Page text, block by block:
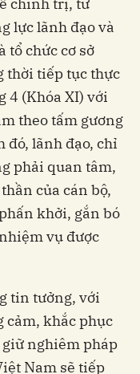
lực lãnh đạo và
tổ chức cơ sở
thời tiếp tục thực
4 (Khóa XI) với
theo tấm gương
đó, lãnh đạo, chỉ
phải quan tâm,
của cán bộ,
khởi, gắn bó
vụ được
tin tưởng, với
cảm, khắc phục
nghiêm pháp
Nam sẽ tiếp